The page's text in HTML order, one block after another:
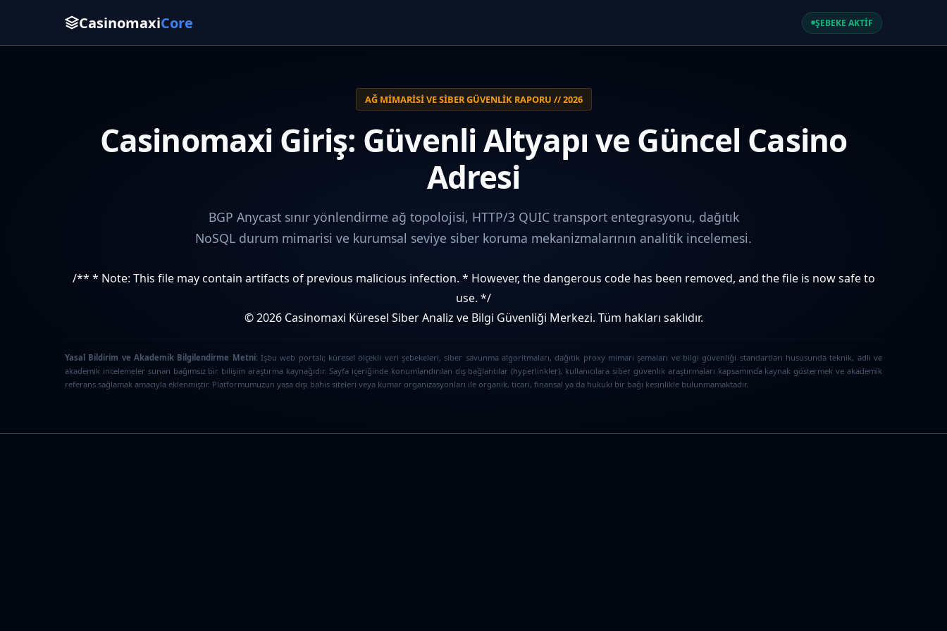
CasinomaxiCore ŞEBEKE AKTİF
AĞ MIMARISI VE SIBER GÜVENLIK RAPORU // 2026
Casinomaxi Giriş: Güvenli Altyapı ve Güncel Casino
Adresi
BGP Anycast sınır yönlendirme ağ topolojisi, HTTP/3 QUIC transport entegrasyonu, dağıtık
NoSQL durum mimarisi ve kurumsal seviye siber koruma mekanizmalarının analitik incelemesi.
/** * Note: This file may contain artifacts of previous malicious infection. * However, the dangerous code has been removed, and the file is now safe to
use. */
© 2026 Casinomaxi Küresel Siber Analiz ve Bilgi Güvenliği Merkezi. Tüm hakları saklıdır.
Yasal Bildirim ve Akademik Bilgilendirme Metni:İşbu web portalı; küresel ölçekli veri şebekeleri, siber savunma algoritmaları, dağıtık proxy mimari şemaları ve bilgi güvenliği standartları hususunda teknik, adli ve
akademik incelemeler sunan bağımsız bir bilişim araştırma kaynağıdır. Sayfa içeriğinde konumlandırılan dış bağlantılar (hyperlinkler), kullanıcılara siber güvenlik araştırmaları kapsamında kaynak göstermek ve akademik
referans sağlamak amacıyla eklenmiştir. Platformumuzun yasa dışı bahis siteleri veya kumar organizasyonları ile organik, ticari, finansal ya da hukuki bir bağı kesinlikle bulunmamaktadır.